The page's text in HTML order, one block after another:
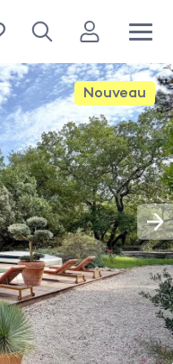
Nouveau